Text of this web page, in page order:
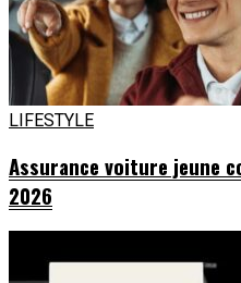
LIFESTYLE
Assurance voiture jeune
2026